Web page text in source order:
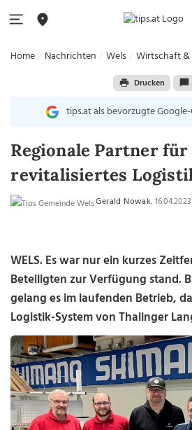
Home Nachrichten Wels Wirtschaft
Drucken
tips.at als bevorzugte
Regionale Partner
revitalisiertes
Gerald Nowak,
WELS.Es war nur ein kurzes
Beteiligten zur Verfügung stand.
gelang es im laufenden Betrieb,
Logistik-System von Thalinger